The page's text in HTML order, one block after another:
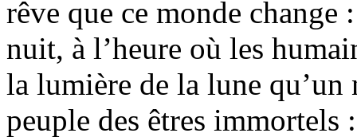
rêve que ce monde
nuit, à l’heure où les
la lumière de la lune qu’un
peuple des êtres